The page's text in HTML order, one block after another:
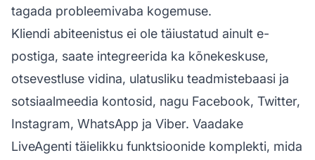
tagada probleemivaba kogemuse.
Kliendi abiteenistus ei ole täiustatud ainult e-
postiga, saate integreerida ka kõnekeskuse,
otsevestluse vidina, ulatusliku teadmistebaasi ja
sotsiaalmeedia kontosid, nagu Facebook, Twitter,
Instagram, WhatsApp ja Viber. Vaadake
LiveAgenti täielikku funktsioonide komplekti, mida